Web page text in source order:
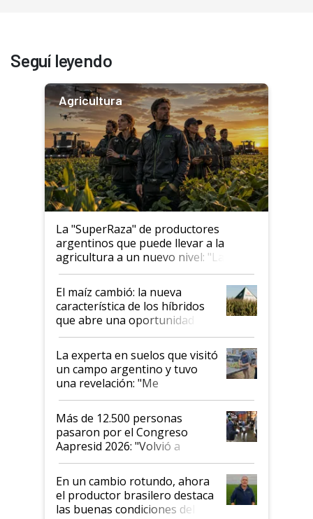
Seguí leyendo
Agricultura
La "SuperRaza" de productores
argentinos que puede llevar a la
agricultura a un nuevo nivel: "Las
posibilidades de crecimiento son
infinitas"
El maíz cambió: la nueva
característica de los híbridos
que abre una oportunidad en
el lote
La experta en suelos que visitó
un campo argentino y tuvo
una revelación: "Me
impresionó mucho"
Más de 12.500 personas
pasaron por el Congreso
Aapresid 2026: "Volvió a
demostrar que hablar del
suelo es hablar de todo el
sistema productivo"
En un cambio rotundo, ahora
el productor brasilero destaca
las buenas condiciones del